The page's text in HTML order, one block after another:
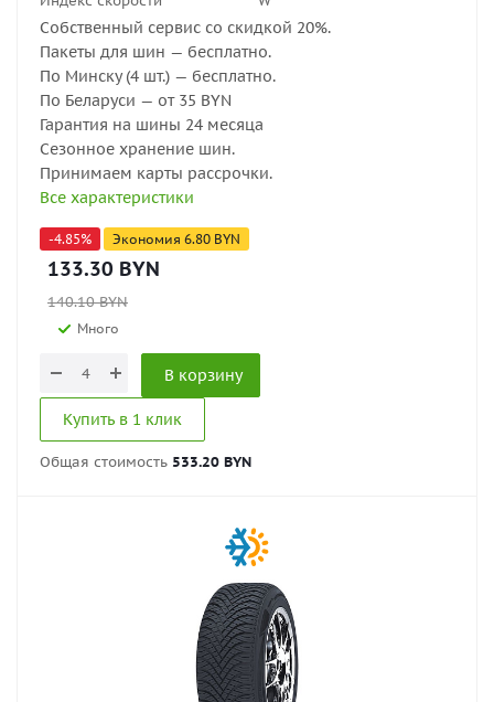
Собственный сервис со скидкой 20%.
Пакеты для шин — бесплатно.
По Минску (4 шт.) — бесплатно.
По Беларуси — от 35 BYN
Гарантия на шины 24 месяца
Сезонное хранение шин.
Принимаем карты рассрочки.
Все характеристики
-4.85% Экономия 6.80 BYN
133.30 BYN
140.10BYN
Много
В корзину
Купить в 1 клик
Общая стоимость 533.20 BYN